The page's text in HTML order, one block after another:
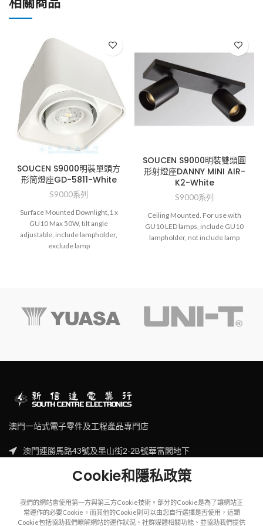
SOUCEN S9000明裝單頭方
形筒燈座GD-5811-White
S9000系列
Surface Mounted Downlight,1 x
GU10 Max 50W, tilt angle
adjustable, include lampholder,
exclude lamp
SOUCEN S9000明裝雙頭圓
形射燈座DANNY MINI AIR-
K2-White
S9000系列
Ceiling Mounted. For use with
GU10 LED lamps, include GU10
lampholder, not include lamp
澳門一站式電子零件及工程產品專門店
澳門連勝馬路43號及墨山街2-2B號華富閣地下
Cookie和隱私政策
我們的網站會使用第一方與第三方Cookie技術。部分的Cookie是為了讓網站正
常運作的必要Cookie。而其他的Cookie則可以由您自行選擇是否使用，這類
Cookie包括協助我們瞭解網站的運作狀況、社群媒體相關功能、並協助我們提供